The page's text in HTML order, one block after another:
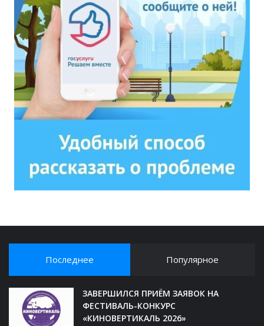
Последнее Популярное
ЗАВЕРШИЛСЯ ПРИЁМ ЗАЯВОК НА
ФЕСТИВАЛЬ-КОНКУРС
«КИНОВЕРТИКАЛЬ 2026»